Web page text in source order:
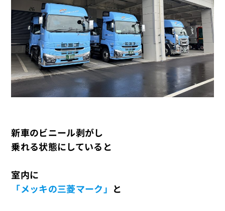
新車のビニール剥がし
乗れる状態にしていると
室内に
「メッキの三菱マーク」 と